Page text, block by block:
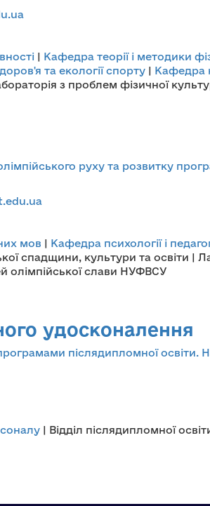
| Кафедра теорії і методики
та екології спорту | Кафедра
з проблем фізичної
руху та розвитку
мов | Кафедра психології і
спадщини, культури та освіти |
олімпійської слави НУФВСУ
удосконалення
післядипломної освіти.
| Відділ післядипломної